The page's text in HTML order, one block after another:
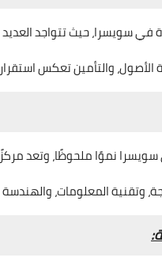
في سويسرا، حيث تتواجد
والتأمين تعكس
نموًا ملحوظًا، وتعد مركزًا
وتقنية المعلومات،